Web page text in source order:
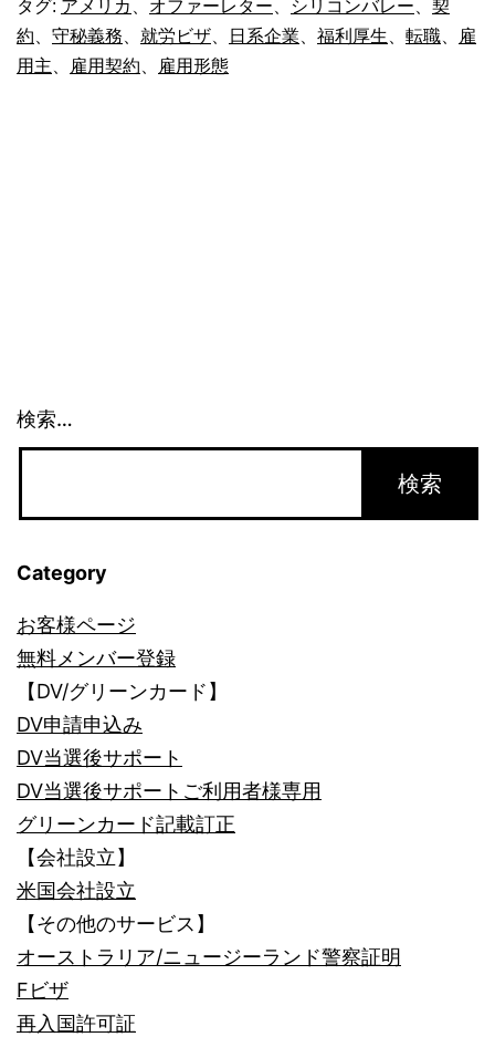
で
転
職
タグ: アメリカ 、 オファーレター、 シリコンバレー、 契
約、 守秘義務、 就労ビザ、 日系企業、 福利厚生、 転職、
雇
用主、 雇用契約、 雇用形態
検索…
Category
お客様ページ
無料メンバー登録
【DV/グリーンカード】
DV申請申込み
DV当選後サポート
DV当選後サポートご利用者様専用
グリーンカード記載訂正
【会社設立】
米国会社設立
【その他のサービス】
オーストラリア/ニュージーランド警察証明
Fビザ
再入国許可証